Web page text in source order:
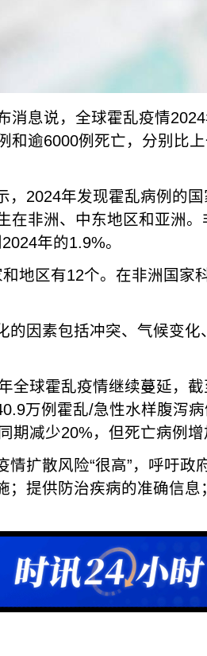
消息说，全球霍乱疫情
和逾6000例死亡，分别比
，2024年发现霍乱病例的
在非洲、中东地区和亚洲
年的1.9%。
地区有12个。在非洲国家
的因素包括冲突、气候变
全球霍乱疫情继续蔓延，
万例霍乱/急性水样腹泻
期减少20%，但死亡病例
情扩散风险“很高”，呼吁政
；提供防治疾病的准确信